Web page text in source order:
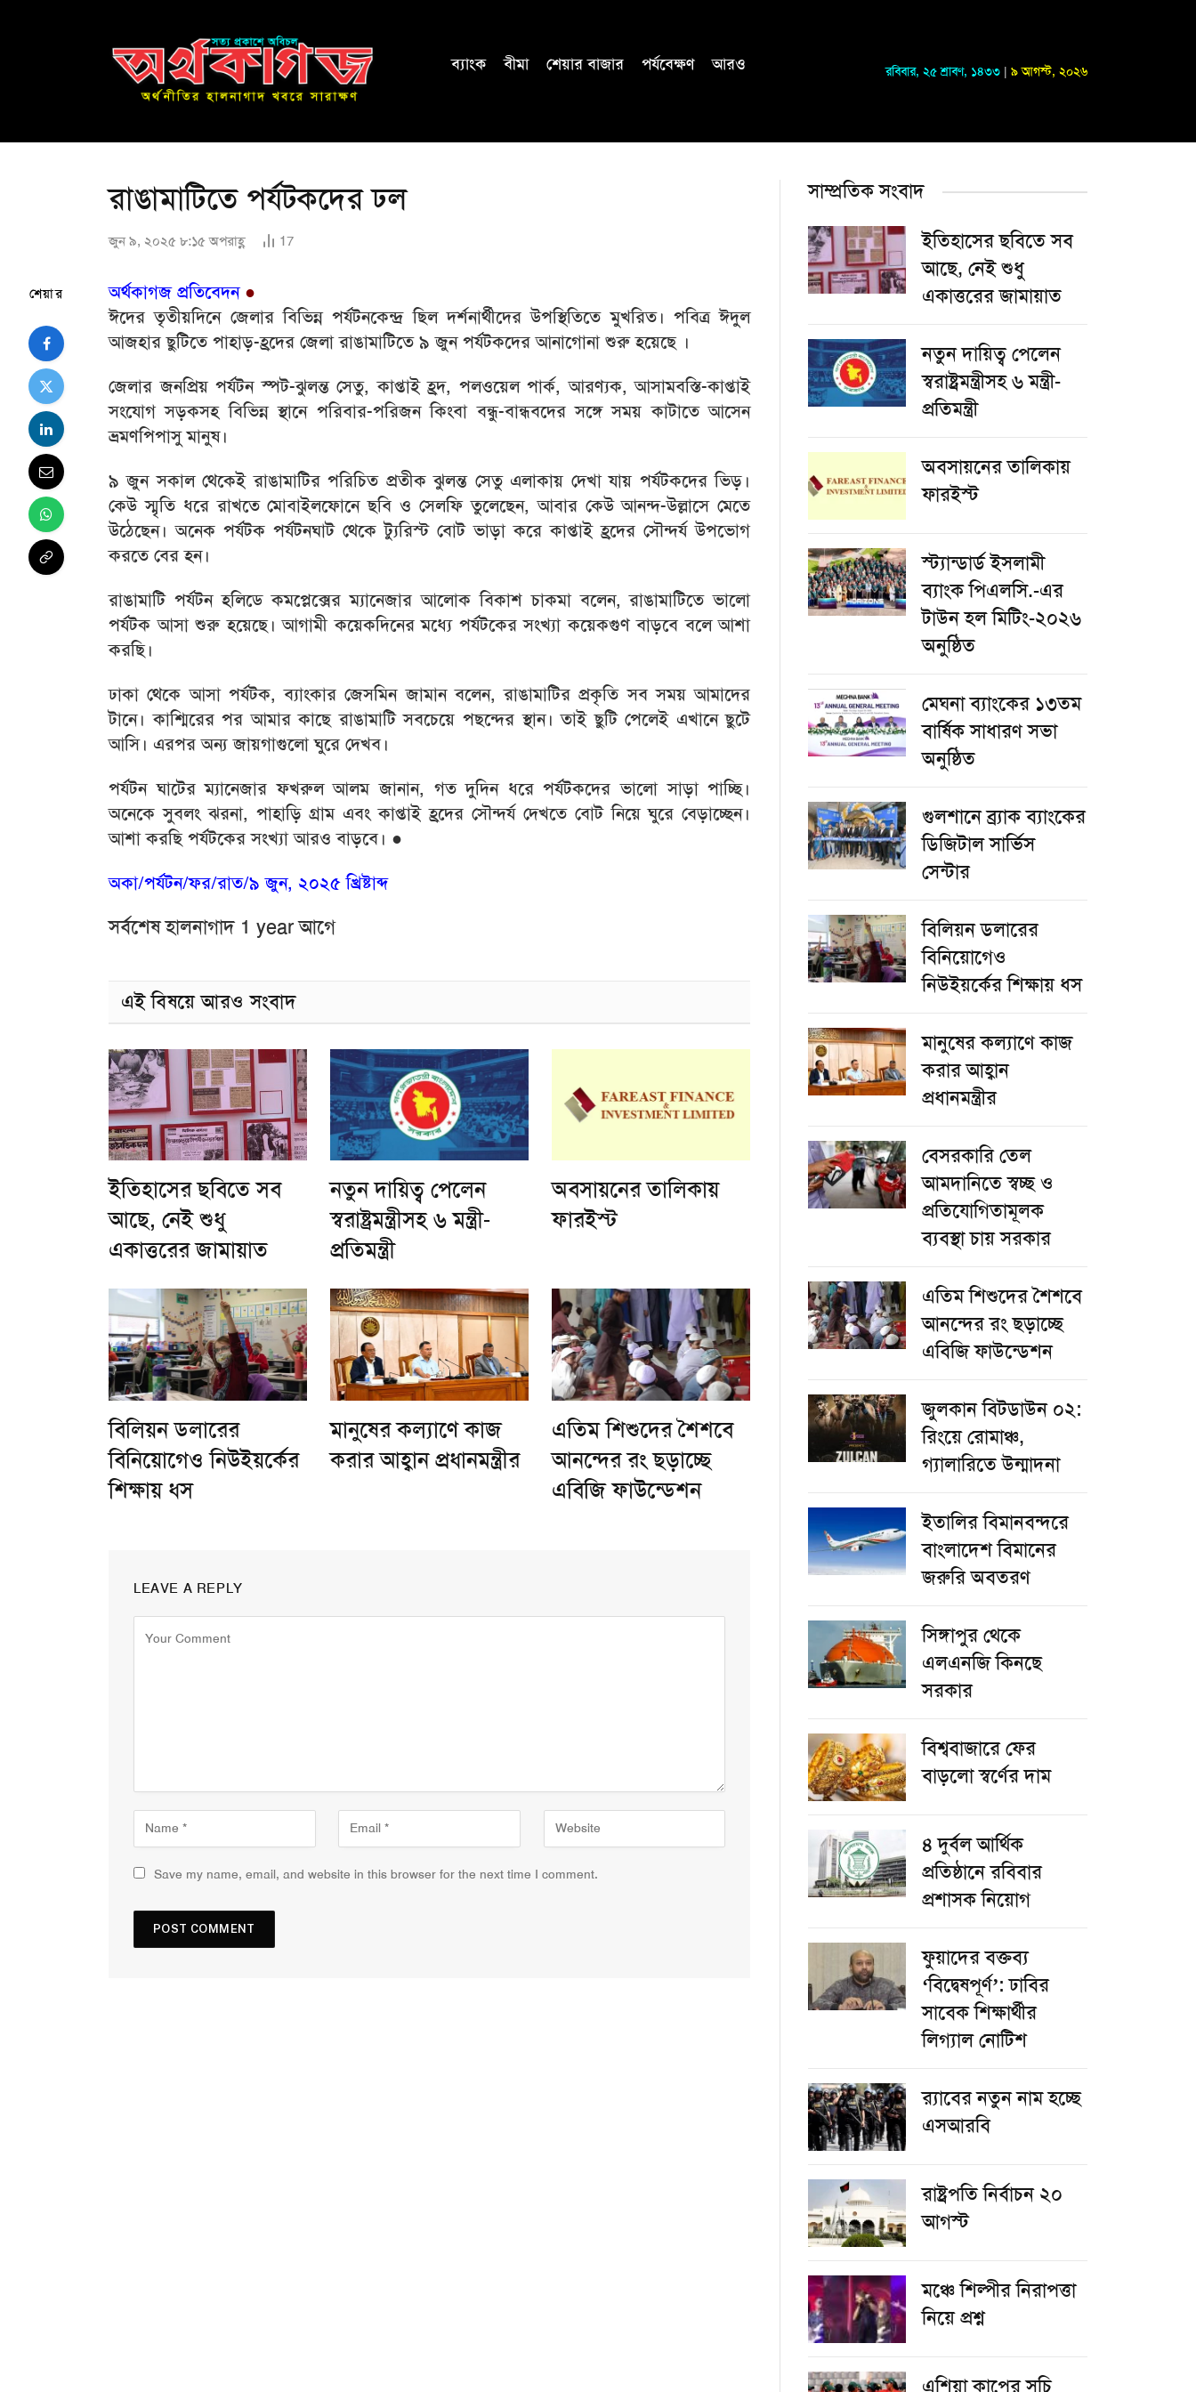
ব্যাংক বীমা শেয়ার বাজার পর্যবেক্ষণ আরও রবিবার, ২৫ শ্রাবণ, ১৪৩৩ | ৯ আগস্ট, ২০২৬
রাঙামাটিতে পর্যটকদের ঢল
জুন ৯, ২০২৫ ৮:১৫ অপরাহ্ণ 17
শেয়ার অর্থকাগজ প্রতিবেদন●
ঈদের তৃতীয়দিনে জেলার বিভিন্ন পর্যটনকেন্দ্র ছিল দর্শনার্থীদের উপস্থিতিতে মুখরিত। পবিত্র ঈদুল
আজহার ছুটিতে পাহাড়-হ্রদের জেলা রাঙামাটিতে ৯ জুন পর্যটকদের আনাগোনা শুরু হয়েছে ।
জেলার জনপ্রিয় পর্যটন স্পট-ঝুলন্ত সেতু, কাপ্তাই হ্রদ, পলওয়েল পার্ক, আরণ্যক, আসামবস্তি-কাপ্তাই
সংযোগ সড়কসহ বিভিন্ন স্থানে পরিবার-পরিজন কিংবা বন্ধু-বান্ধবদের সঙ্গে সময় কাটাতে আসেন
ভ্রমণপিপাসু মানুষ।
৯ জুন সকাল থেকেই রাঙামাটির পরিচিত প্রতীক ঝুলন্ত সেতু এলাকায় দেখা যায় পর্যটকদের ভিড়।
কেউ স্মৃতি ধরে রাখতে মোবাইলফোনে ছবি ও সেলফি তুলেছেন, আবার কেউ আনন্দ-উল্লাসে মেতে
উঠেছেন। অনেক পর্যটক পর্যটনঘাট থেকে ট্যুরিস্ট বোট ভাড়া করে কাপ্তাই হ্রদের সৌন্দর্য উপভোগ
করতে বের হন।
রাঙামাটি পর্যটন হলিডে কমপ্লেক্সের ম্যানেজার আলোক বিকাশ চাকমা বলেন, রাঙামাটিতে ভালো
পর্যটক আসা শুরু হয়েছে। আগামী কয়েকদিনের মধ্যে পর্যটকের সংখ্যা কয়েকগুণ বাড়বে বলে আশা
করছি।
ঢাকা থেকে আসা পর্যটক, ব্যাংকার জেসমিন জামান বলেন, রাঙামাটির প্রকৃতি সব সময় আমাদের
টানে। কাশ্মিরের পর আমার কাছে রাঙামাটি সবচেয়ে পছন্দের স্থান। তাই ছুটি পেলেই এখানে ছুটে
আসি। এরপর অন্য জায়গাগুলো ঘুরে দেখব।
পর্যটন ঘাটের ম্যানেজার ফখরুল আলম জানান, গত দুদিন ধরে পর্যটকদের ভালো সাড়া পাচ্ছি।
অনেকে সুবলং ঝরনা, পাহাড়ি গ্রাম এবং কাপ্তাই হ্রদের সৌন্দর্য দেখতে বোট নিয়ে ঘুরে বেড়াচ্ছেন।
আশা করছি পর্যটকের সংখ্যা আরও বাড়বে। ●
অকা/পর্যটন/ফর/রাত/৯ জুন, ২০২৫ খ্রিষ্টাব্দ
সর্বশেষ হালনাগাদ 1 year আগে
এই বিষয়ে আরও সংবাদ
ইতিহাসের ছবিতে সব
আছে, নেই শুধু
একাত্তরের জামায়াত
নতুন দায়িত্ব পেলেন
স্বরাষ্ট্রমন্ত্রীসহ ৬ মন্ত্রী-
প্রতিমন্ত্রী
অবসায়নের তালিকায়
ফারইস্ট
বিলিয়ন ডলারের
বিনিয়োগেও নিউইয়র্কের
শিক্ষায় ধস
মানুষের কল্যাণে কাজ
করার আহ্বান প্রধানমন্ত্রীর
এতিম শিশুদের শৈশবে
আনন্দের রং ছড়াচ্ছে
এবিজি ফাউন্ডেশন
LEAVE A REPLY
Save my name, email, and website in this browser for the next time I comment.
সাম্প্রতিক সংবাদ
ইতিহাসের ছবিতে সব
আছে, নেই শুধু
একাত্তরের জামায়াত
নতুন দায়িত্ব পেলেন
স্বরাষ্ট্রমন্ত্রীসহ ৬ মন্ত্রী-
প্রতিমন্ত্রী
অবসায়নের তালিকায়
ফারইস্ট
স্ট্যান্ডার্ড ইসলামী
ব্যাংক পিএলসি.-এর
টাউন হল মিটিং-২০২৬
অনুষ্ঠিত
মেঘনা ব্যাংকের ১৩তম
বার্ষিক সাধারণ সভা
অনুষ্ঠিত
গুলশানে ব্র্যাক ব্যাংকের
ডিজিটাল সার্ভিস
সেন্টার
বিলিয়ন ডলারের
বিনিয়োগেও
নিউইয়র্কের শিক্ষায় ধস
মানুষের কল্যাণে কাজ
করার আহ্বান
প্রধানমন্ত্রীর
বেসরকারি তেল
আমদানিতে স্বচ্ছ ও
প্রতিযোগিতামূলক
ব্যবস্থা চায় সরকার
এতিম শিশুদের শৈশবে
আনন্দের রং ছড়াচ্ছে
এবিজি ফাউন্ডেশন
জুলকান বিটডাউন ০২:
রিংয়ে রোমাঞ্চ,
গ্যালারিতে উন্মাদনা
ইতালির বিমানবন্দরে
বাংলাদেশ বিমানের
জরুরি অবতরণ
সিঙ্গাপুর থেকে
এলএনজি কিনছে
সরকার
বিশ্ববাজারে ফের
বাড়লো স্বর্ণের দাম
৪ দুর্বল আর্থিক
প্রতিষ্ঠানে রবিবার
প্রশাসক নিয়োগ
ফুয়াদের বক্তব্য
‘বিদ্বেষপূর্ণ’: ঢাবির
সাবেক শিক্ষার্থীর
লিগ্যাল নোটিশ
র‌্যাবের নতুন নাম হচ্ছে
এসআরবি
রাষ্ট্রপতি নির্বাচন ২০
আগস্ট
​মঞ্চে শিল্পীর নিরাপত্তা
নিয়ে প্রশ্ন
এশিয়া কাপের সূচি